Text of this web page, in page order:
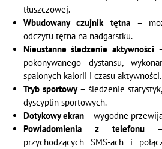
tłuszczowej.
Wbudowany czujnik tętna –
odczytu tętna na nadgarstku.
Nieustanne śledzenie aktywności
pokonywanego dystansu,
spalonych kalorii i czasu aktywności.
Tryb sportowy– śledzenie
dyscyplin sportowych.
Dotykowy ekran– wygodne
Powiadomienia z telefonu–
przychodzących SMS-ach i